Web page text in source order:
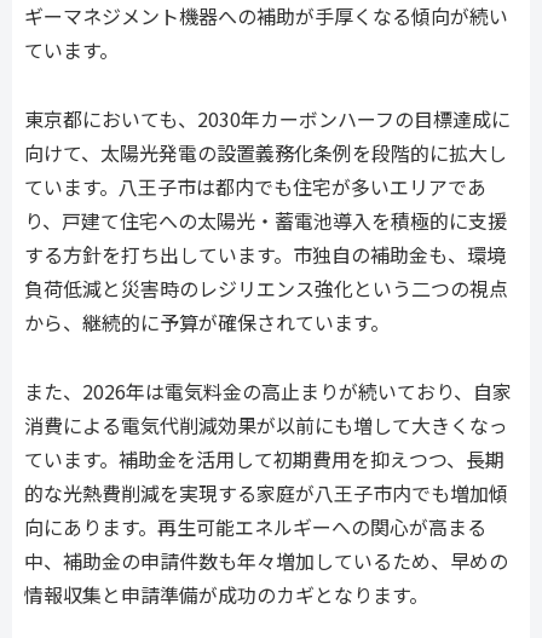
ギーマネジメント機器への補助が手厚くなる傾向が続い
ています。
東京都においても、2030年カーボンハーフの目標達成に
向けて、太陽光発電の設置義務化条例を段階的に拡大し
ています。八王子市は都内でも住宅が多いエリアであ
り、戸建て住宅への太陽光・蓄電池導入を積極的に支援
する方針を打ち出しています。市独自の補助金も、環境
負荷低減と災害時のレジリエンス強化という二つの視点
から、継続的に予算が確保されています。
また、2026年は電気料金の高止まりが続いており、自家
消費による電気代削減効果が以前にも増して大きくなっ
ています。補助金を活用して初期費用を抑えつつ、長期
的な光熱費削減を実現する家庭が八王子市内でも増加傾
向にあります。再生可能エネルギーへの関心が高まる
中、補助金の申請件数も年々増加しているため、早めの
情報収集と申請準備が成功のカギとなります。